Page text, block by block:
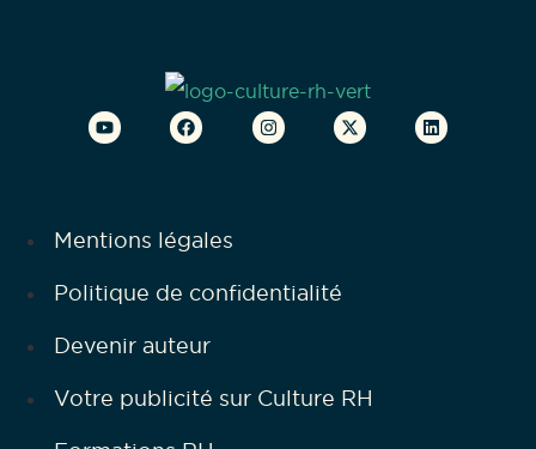
Mentions légales
Politique de confidentialité
Devenir auteur
Votre publicité sur Culture RH